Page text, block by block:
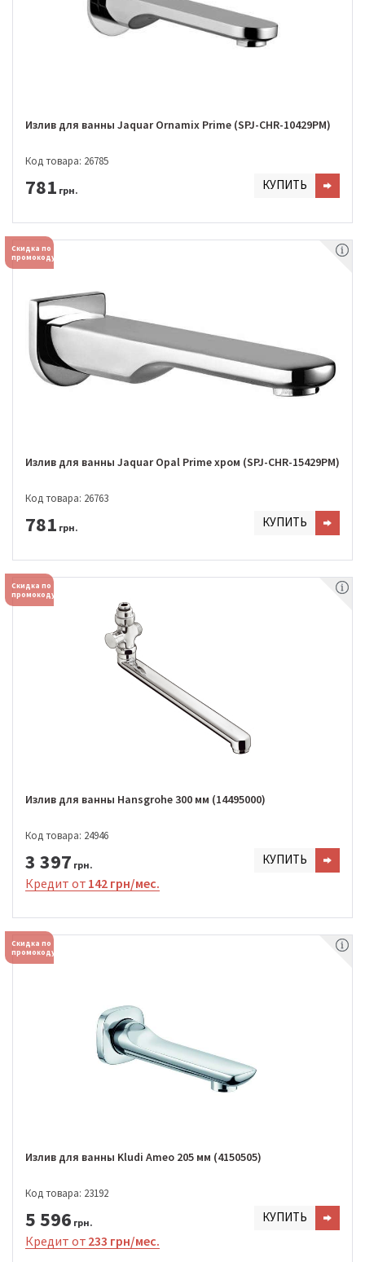
Излив для ванны Jaquar Ornamix Prime (SPJ-CHR-10429PM)
Код товара: 26785
781 грн. КУПИТЬ
Скидка по
промокоду
Излив для ванны Jaquar Opal Prime хром (SPJ-CHR-15429PM)
Код товара: 26763
781 грн. КУПИТЬ
Скидка по
промокоду
Излив для ванны Hansgrohe 300 мм (14495000)
Код товара: 24946
3 397 грн. КУПИТЬ
Кредит от 142 грн/мес.
Скидка по
промокоду
Излив для ванны Kludi Ameo 205 мм (4150505)
Код товара: 23192
5 596 грн. КУПИТЬ
Кредит от 233 грн/мес.